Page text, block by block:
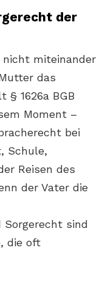
der
nicht miteinander
das
§ 1626a BGB
Moment –
bei
Schule,
Reisen des
der Vater die
Sorgerecht sind
die oft